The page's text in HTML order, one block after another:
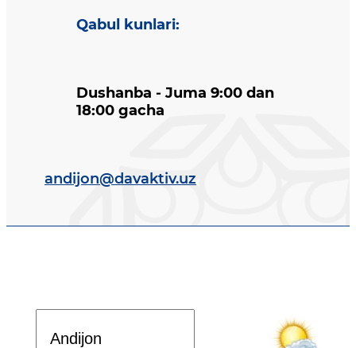
Qabul kunlari:
Dushanba - Juma 9:00 dan
18:00 gacha
andijon@davaktiv.uz